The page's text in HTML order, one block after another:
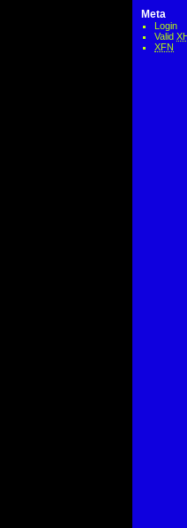
Meta
Login
Valid
XFN